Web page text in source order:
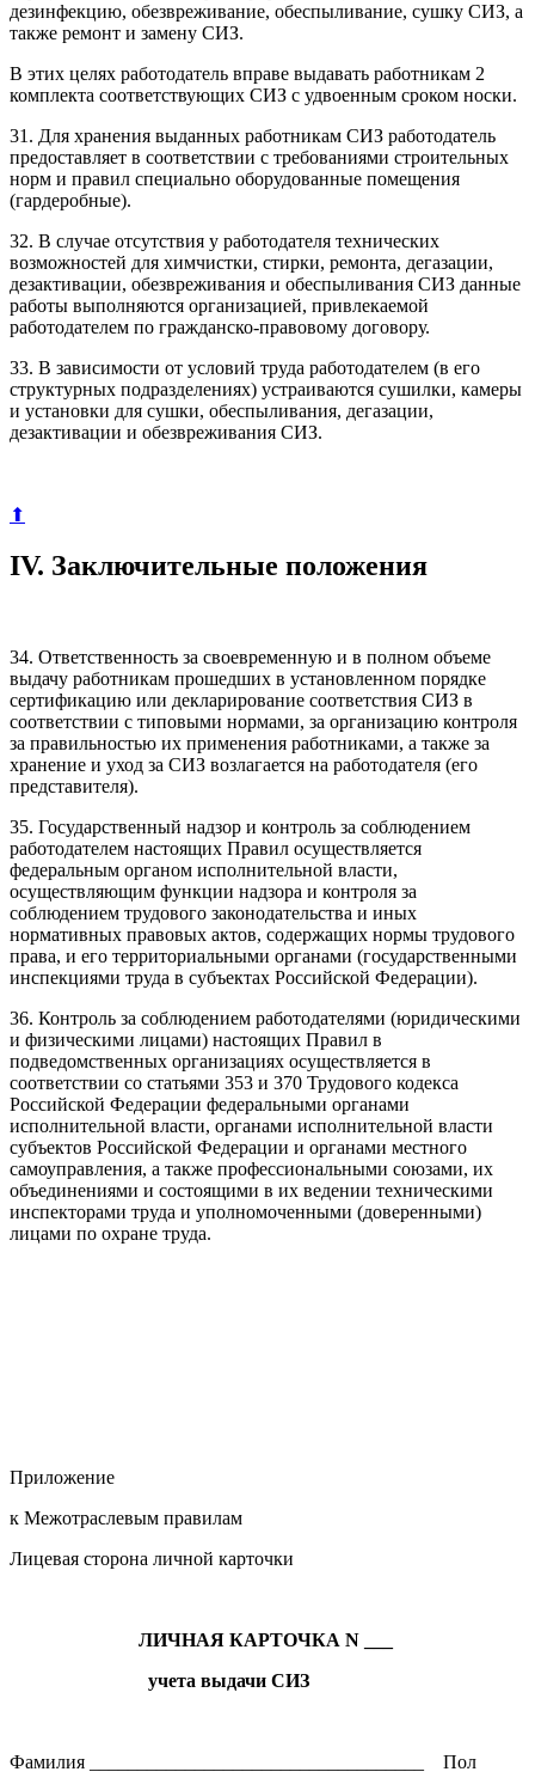
дезинфекцию, обезвреживание, обеспыливание, сушку СИЗ, а
также ремонт и замену СИЗ.
В этих целях работодатель вправе выдавать работникам 2
комплекта соответствующих СИЗ с удвоенным сроком носки.
31. Для хранения выданных работникам СИЗ работодатель
предоставляет в соответствии с требованиями строительных
норм и правил специально оборудованные помещения
(гардеробные).
32. В случае отсутствия у работодателя технических
возможностей для химчистки, стирки, ремонта, дегазации,
дезактивации, обезвреживания и обеспыливания СИЗ данные
работы выполняются организацией, привлекаемой
работодателем по гражданско-правовому договору.
33. В зависимости от условий труда работодателем (в его
структурных подразделениях) устраиваются сушилки, камеры
и установки для сушки, обеспыливания, дегазации,
дезактивации и обезвреживания СИЗ.
⬆
IV. Заключительные положения
34. Ответственность за своевременную и в полном объеме
выдачу работникам прошедших в установленном порядке
сертификацию или декларирование соответствия СИЗ в
соответствии с типовыми нормами, за организацию контроля
за правильностью их применения работниками, а также за
хранение и уход за СИЗ возлагается на работодателя (его
представителя).
35. Государственный надзор и контроль за соблюдением
работодателем настоящих Правил осуществляется
федеральным органом исполнительной власти,
осуществляющим функции надзора и контроля за
соблюдением трудового законодательства и иных
нормативных правовых актов, содержащих нормы трудового
права, и его территориальными органами (государственными
инспекциями труда в субъектах Российской Федерации).
36. Контроль за соблюдением работодателями (юридическими
и физическими лицами) настоящих Правил в
подведомственных организациях осуществляется в
соответствии со статьями 353 и 370 Трудового кодекса
Российской Федерации федеральными органами
исполнительной власти, органами исполнительной власти
субъектов Российской Федерации и органами местного
самоуправления, а также профессиональными союзами, их
объединениями и состоящими в их ведении техническими
инспекторами труда и уполномоченными (доверенными)
лицами по охране труда.
Приложение
к Межотраслевым правилам
Лицевая сторона личной карточки
ЛИЧНАЯ КАРТОЧКА N ___
учета выдачи СИЗ
Фамилия ___________________________________ Пол